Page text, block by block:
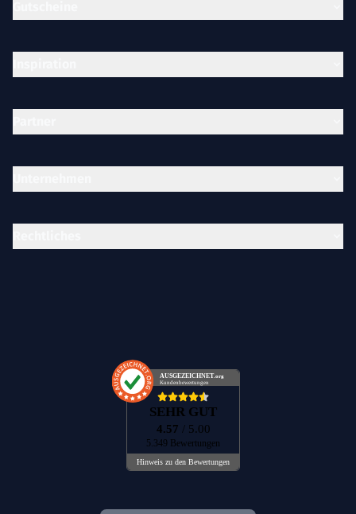
AUSGEZEICHNET.org
Kundenbewertungen
SEHR GUT
4.57 / 5.00
5.349 Bewertungen
Hinweis zu den Bewertungen